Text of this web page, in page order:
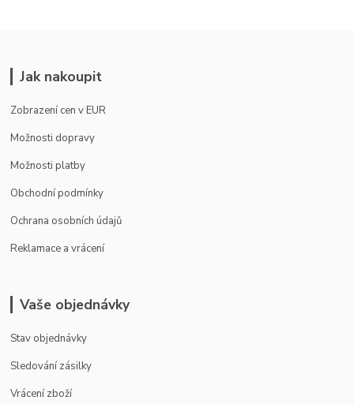
Jak nakoupit
Zobrazení cen v EUR
Možnosti dopravy
Možnosti platby
Obchodní podmínky
Ochrana osobních údajů
Reklamace a vrácení
Vaše objednávky
Stav objednávky
Sledování zásilky
Vrácení zboží